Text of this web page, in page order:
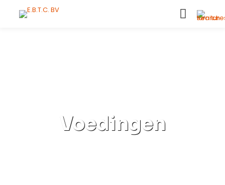
Voedingen